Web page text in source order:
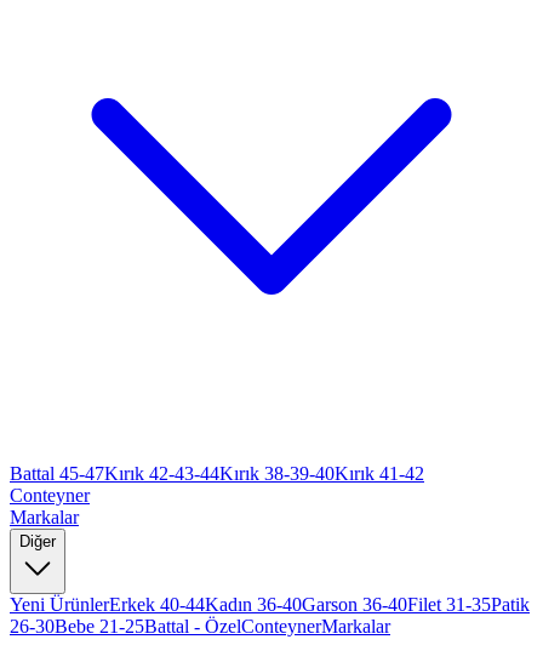
Battal 45-47Kırık 42-43-44Kırık 38-39-40Kırık 41-42
Conteyner
Markalar
Diğer
Yeni ÜrünlerErkek 40-44Kadın 36-40Garson 36-40Filet 31-35Patik
26-30Bebe 21-25Battal - ÖzelConteynerMarkalar